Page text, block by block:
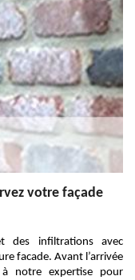
votre façade
des infiltrations avec
facade. Avant l’arrivée
à notre expertise pour